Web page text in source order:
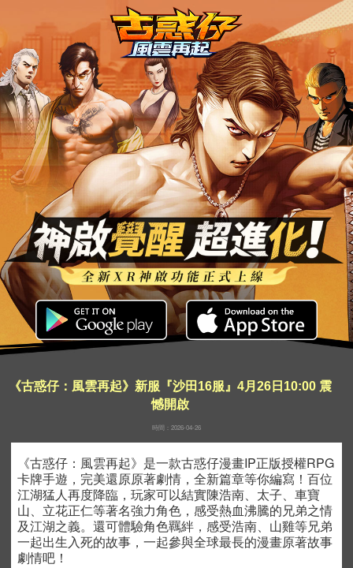
《古惑仔：風雲再起》新服『沙田16服』4月26日10:00 震
憾開啟
時間：2026-04-26
《古惑仔：風雲再起》是一款古惑仔漫畫IP正版授權RPG
卡牌手遊，完美還原原著劇情，全新篇章等你編寫！百位
江湖猛人再度降臨，玩家可以結實陳浩南、太子、車寶
山、立花正仁等著名強力角色，感受熱血沸騰的兄弟之情
及江湖之義。還可體驗角色羈絆，感受浩南、山雞等兄弟
一起出生入死的故事，一起參與全球最長的漫畫原著故事
劇情吧！